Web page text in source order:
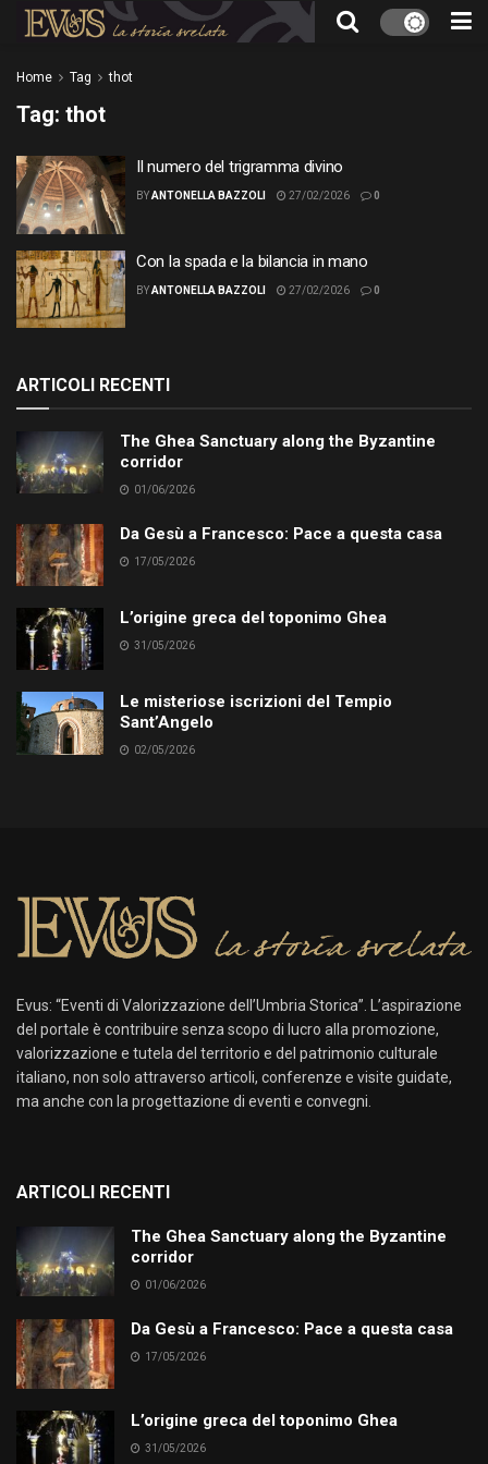
Home Tag thot
Tag: thot
Il numero del trigramma divino
BYANTONELLA BAZZOLI 27/02/2026 0
Con la spada e la bilancia in mano
BYANTONELLA BAZZOLI 27/02/2026 0
ARTICOLI RECENTI
The Ghea Sanctuary along the Byzantine
corridor
01/06/2026
Da Gesù a Francesco: Pace a questa casa
17/05/2026
L’origine greca del toponimo Ghea
31/05/2026
Le misteriose iscrizioni del Tempio
Sant’Angelo
02/05/2026
Evus: “Eventi di Valorizzazione dell’Umbria Storica”. L’aspirazione
del portale è contribuire senza scopo di lucro alla promozione,
valorizzazione e tutela del territorio e del patrimonio culturale
italiano, non solo attraverso articoli, conferenze e visite guidate,
ma anche con la progettazione di eventi e convegni.
ARTICOLI RECENTI
The Ghea Sanctuary along the Byzantine
corridor
01/06/2026
Da Gesù a Francesco: Pace a questa casa
17/05/2026
L’origine greca del toponimo Ghea
31/05/2026